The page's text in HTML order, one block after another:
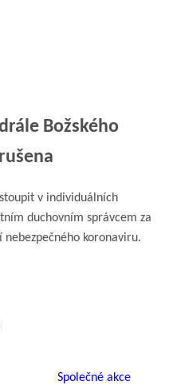
Božského
v individuálních
duchovním správcem za
koronaviru.
Společné akce